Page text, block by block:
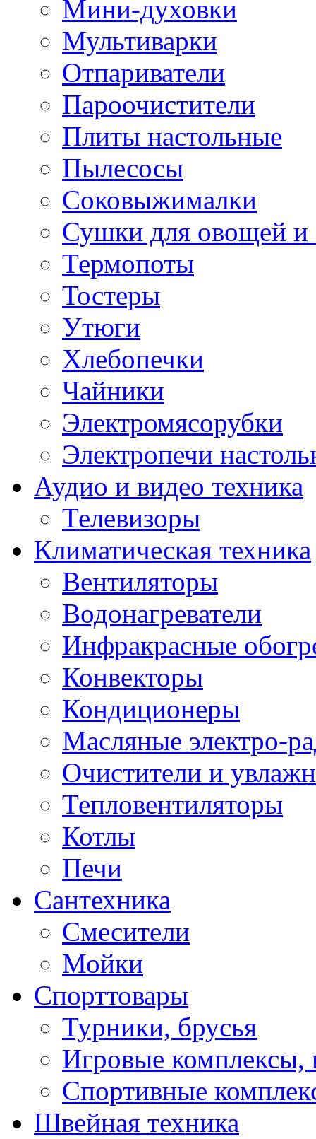
Мини-духовки
Мультиварки
Отпариватели
Пароочистители
Плиты настольные
Пылесосы
Соковыжималки
Сушки для овощей и
Термопоты
Тостеры
Утюги
Хлебопечки
Чайники
Электромясорубки
Электропечи
Аудио и видео техника
Телевизоры
Климатическая техника
Вентиляторы
Водонагреватели
Инфракрасные
Конвекторы
Кондиционеры
Масляные электро-
Очистители и
Тепловентиляторы
Котлы
Печи
Сантехника
Смесители
Мойки
Спорттовары
Турники, брусья
Игровые комплексы,
Спортивные
Швейная техника